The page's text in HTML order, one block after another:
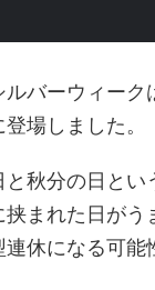
バーウィーク
場しました。
と秋分の日とい
挟まれた日が
休になる可能